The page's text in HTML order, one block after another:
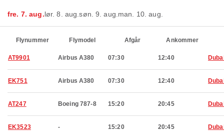
fre. 7. aug.lør. 8. aug.søn. 9. aug. man. 10. aug.
Flynummer Flymodel Afgår Ankommer
AT9901 Airbus A380 07:30 12:40
EK751 Airbus A380 07:30 12:40
AT247 Boeing 787-8 15:20 20:45
EK3523 - 15:20 20:45